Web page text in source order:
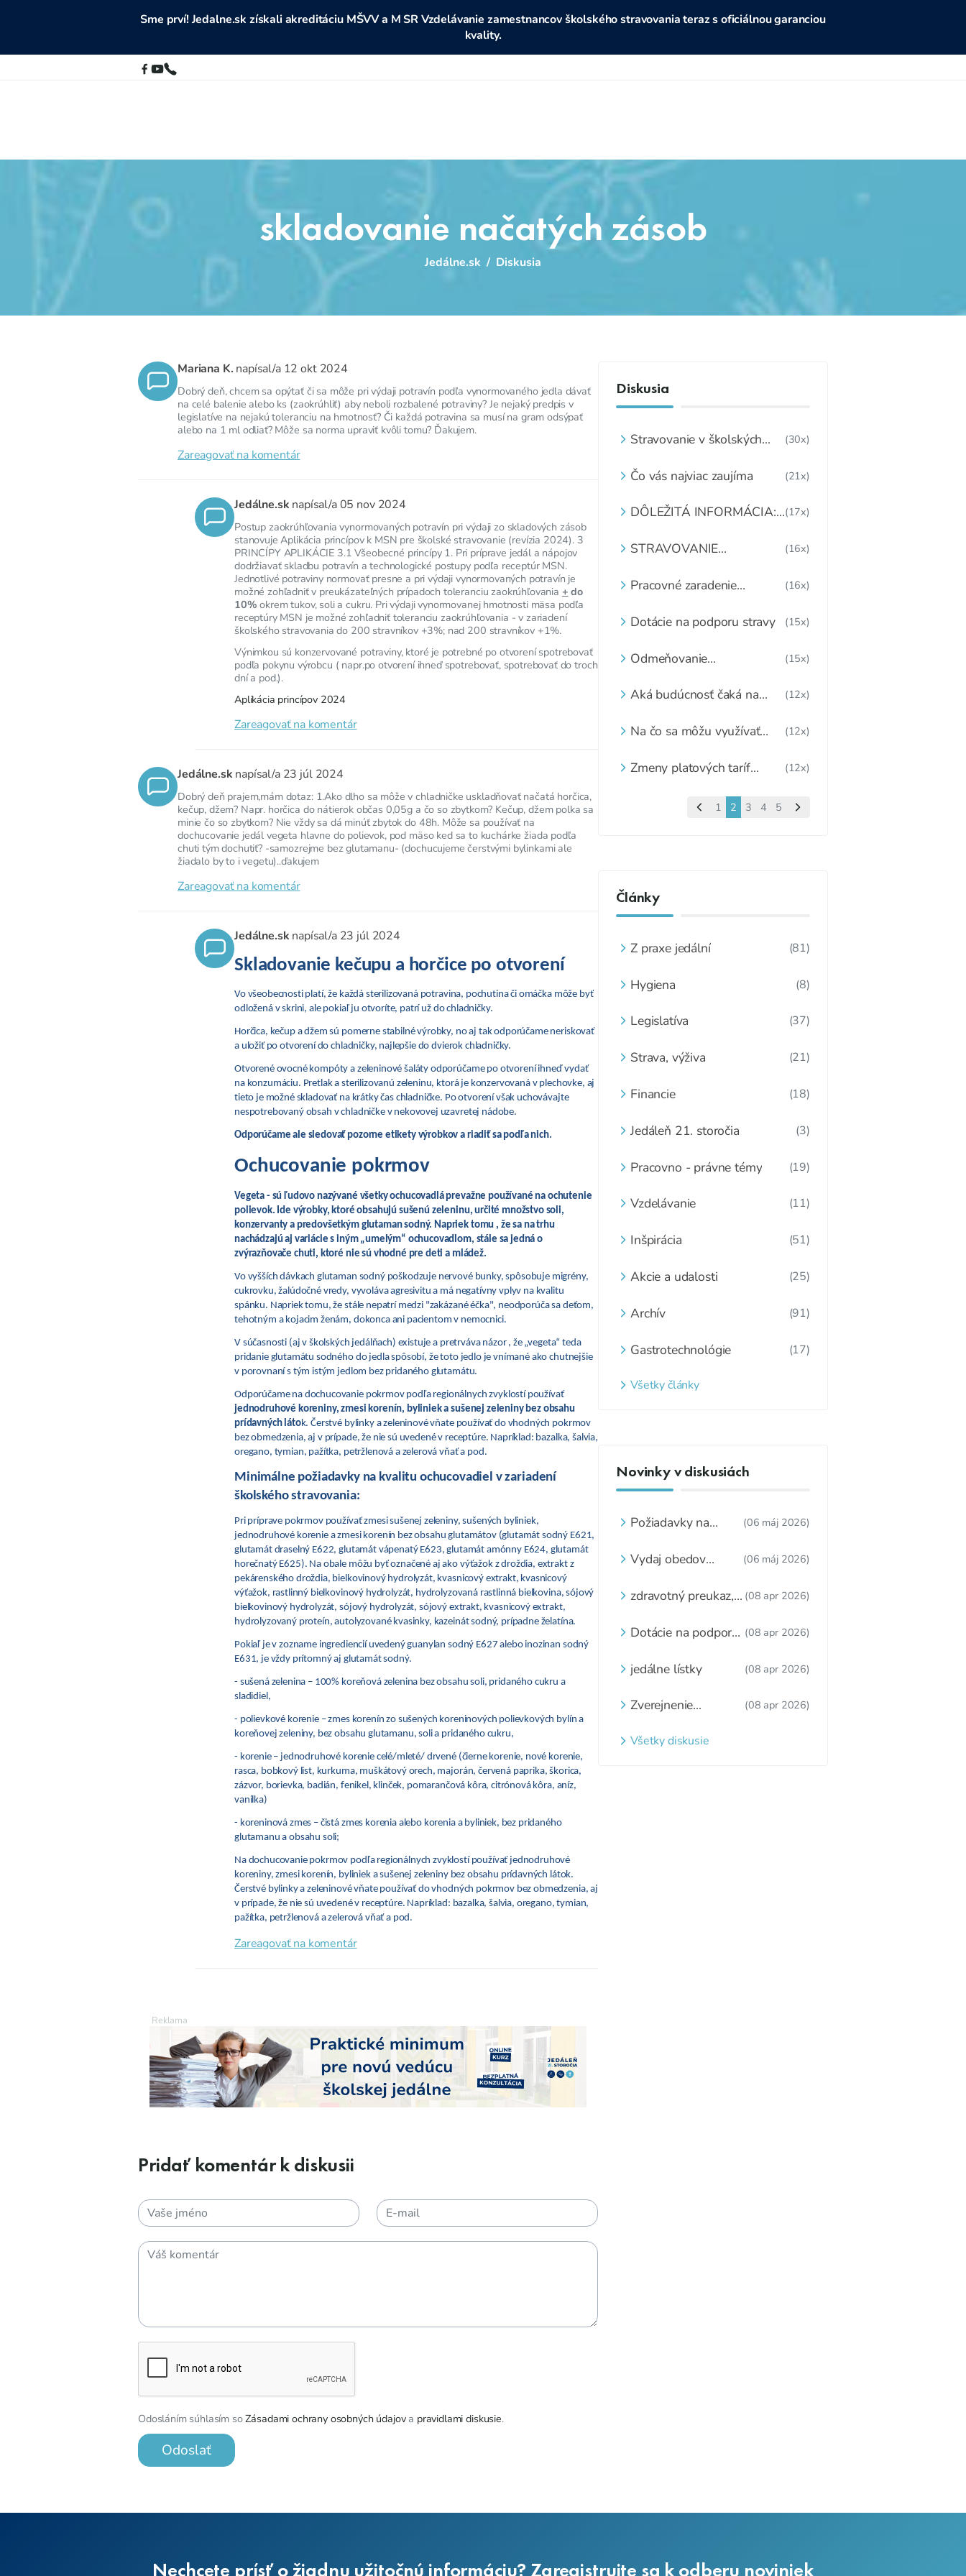
Sme prví! Jedalne.sk získali akreditáciu MŠVV a M SR Vzdelávanie zamestnancov školského stravovania teraz s oficiálnou garanciou
kvality.
skladovanie načatých zásob
Jedálne.sk / Diskusia
Mariana K. napísal/a 12 okt 2024
Dobrý deň, chcem sa opýtať či sa môže pri výdaji potravín podľa vynormovaného jedla dávať
na celé balenie alebo ks (zaokrúhliť) aby neboli rozbalené potraviny? Je nejaký predpis v
legislatíve na nejakú toleranciu na hmotnosť? Či každá potravina sa musí na gram odsýpať
alebo na 1 ml odliať? Môže sa norma upraviť kvôli tomu? Ďakujem.
Zareagovať na komentár
Jedálne.sk napísal/a05 nov 2024
Postup zaokrúhľovania vynormovaných potravín pri výdaji zo skladových zásob
stanovuje Aplikácia princípov k MSN pre školské stravovanie (revízia 2024). 3
PRINCÍPY APLIKÁCIE 3.1 Všeobecné princípy 1. Pri príprave jedál a nápojov
dodržiavať skladbu potravín a technologické postupy podľa receptúr MSN.
Jednotlivé potraviny normovať presne a pri výdaji vynormovaných potravín je
možné zohľadniť v preukázateľných prípadoch toleranciu zaokrúhľovania + do
10% okrem tukov, soli a cukru. Pri výdaji vynormovanej hmotnosti mäsa podľa
receptúry MSN je možné zohľadniť toleranciu zaokrúhľovania - v zariadení
školského stravovania do 200 stravníkov +3%; nad 200 stravníkov +1%.
Výnimkou sú konzervované potraviny, ktoré je potrebné po otvorení spotrebovať
podľa pokynu výrobcu ( napr.po otvorení ihneď spotrebovať, spotrebovať do troch
dní a pod.).
Aplikácia princípov 2024
Zareagovať na komentár
Jedálne.sk napísal/a 23 júl 2024
Dobrý deň prajem,mám dotaz: 1.Ako dlho sa môže v chladničke uskladňovať načatá horčica,
kečup, džem? Napr. horčica do nátierok občas 0,05g a čo so zbytkom? Kečup, džem polka sa
minie čo so zbytkom? Nie vždy sa dá minúť zbytok do 48h. Môže sa používať na
dochucovanie jedál vegeta hlavne do polievok, pod mäso ked sa to kuchárke žiada podľa
chuti tým dochutiť? -samozrejme bez glutamanu- (dochucujeme čerstvými bylinkami ale
žiadalo by to i vegetu)..ďakujem
Zareagovať na komentár
Jedálne.sk napísal/a 23 júl 2024
Skladovanie kečupu a horčice po otvorení
Vo všeobecnosti platí, že každá sterilizovaná potravina, pochutina či omáčka môže byť
odložená v skrini, ale pokiaľ ju otvoríte, patrí už do chladničky.
Horčica, kečup a džem sú pomerne stabilné výrobky, no aj tak odporúčame neriskovať
a uložiť po otvorení do chladničky, najlepšie do dvierok chladničky.
Otvorené ovocné kompóty a zeleninové šaláty odporúčame po otvorení ihneď vydať
na konzumáciu. Pretlak a sterilizovanú zeleninu, ktorá je konzervovaná v plechovke, aj
tieto je možné skladovať na krátky čas chladničke. Po otvorení však uchovávajte
nespotrebovaný obsah v chladničke v nekovovej uzavretej nádobe.
Odporúčame ale sledovať pozorne etikety výrobkov a riadiť sa podľa nich.
Ochucovanie pokrmov
Vegeta - sú ľudovo nazývané všetky ochucovadlá prevažne používané na ochutenie
polievok. Ide výrobky, ktoré obsahujú sušenú zeleninu, určité množstvo soli,
konzervanty a predovšetkým glutaman sodný. Napriek tomu , že sa na trhu
nachádzajú aj variácie s iným „umelým“ ochucovadlom, stále sa jedná o
zvýrazňovače chuti, ktoré nie sú vhodné pre deti a mládež.
Vo vyšších dávkach glutaman sodný poškodzuje nervové bunky, spôsobuje migrény,
cukrovku, žalúdočné vredy, vyvoláva agresivitu a má negatívny vplyv na kvalitu
spánku. Napriek tomu, že stále nepatrí medzi "zakázané éčka", neodporúča sa deťom,
tehotným a kojacim ženám, dokonca ani pacientom v nemocnici.
V súčasnosti (aj v školských jedálňach) existuje a pretrváva názor , že „vegeta“ teda
pridanie glutamátu sodného do jedla spôsobí, že toto jedlo je vnímané ako chutnejšie
v porovnaní s tým istým jedlom bez pridaného glutamátu.
Odporúčame na dochucovanie pokrmov podľa regionálnych zvyklostí používať
jednodruhové koreniny, zmesi korenín, byliniek a sušenej zeleniny bez obsahu
prídavných látok. Čerstvé bylinky a zeleninové vňate používať do vhodných pokrmov
bez obmedzenia, aj v prípade, že nie sú uvedené v receptúre. Napríklad: bazalka, šalvia,
oregano, tymian, pažítka, petržlenová a zelerová vňať a pod.
Minimálne požiadavky na kvalitu ochucovadiel v zariadení
školského stravovania:
Pri príprave pokrmov používať zmesi sušenej zeleniny, sušených byliniek,
jednodruhové korenie a zmesi korenín bez obsahu glutamátov (glutamát sodný E621,
glutamát draselný E622, glutamát vápenatý E623, glutamát amónny E624, glutamát
horečnatý E625). Na obale môžu byť označené aj ako výťažok z droždia, extrakt z
pekárenského droždia, bielkovinový hydrolyzát, kvasnicový extrakt, kvasnicový
výťažok, rastlinný bielkovinový hydrolyzát, hydrolyzovaná rastlinná bielkovina, sójový
bielkovinový hydrolyzát, sójový hydrolyzát, sójový extrakt, kvasnicový extrakt,
hydrolyzovaný proteín, autolyzované kvasinky, kazeinát sodný, prípadne želatína.
Pokiaľ je v zozname ingrediencií uvedený guanylan sodný E627 alebo inozinan sodný
E631, je vždy prítomný aj glutamát sodný.
- sušená zelenina –100% koreňová zelenina bez obsahu soli, pridaného cukru a
sladidiel,
- polievkové korenie –zmes korenín zo sušených koreninových polievkových bylín a
koreňovej zeleniny, bez obsahu glutamanu, soli a pridaného cukru,
- korenie – jednodruhové korenie celé/mleté/ drvené (čierne korenie, nové korenie,
rasca, bobkový list, kurkuma, muškátový orech, majorán, červená paprika, škorica,
zázvor, borievka, badián, fenikel, klinček, pomarančová kôra, citrónová kôra, aníz,
vanilka)
- koreninová zmes – čistá zmes korenia alebo korenia a byliniek, bez pridaného
glutamanu a obsahu soli;
Na dochucovanie pokrmov podľa regionálnych zvyklostí používať jednodruhové
koreniny, zmesi korenín, byliniek a sušenej zeleniny bez obsahu prídavných látok.
Čerstvé bylinky a zeleninové vňate používať do vhodných pokrmov bez obmedzenia, aj
v prípade, že nie sú uvedené v receptúre. Napríklad: bazalka, šalvia, oregano, tymian,
pažítka, petržlenová a zelerová vňať a pod.
Zareagovať na komentár
Pridať komentár k diskusii
Odosláním súhlasím soZásadami ochrany osobných údajova pravidlami diskusie.
Odoslať
Diskusia
Stravovanie v školských
(30x)
Čo vás najviac zaujíma (21x)
DÔLEŽITÁ INFORMÁCIA:
SPOTREBNÉ NORMY A
RECEPTÚRY
(17x)
STRAVOVANIE
ŠKOLSKEJ JEDÁLNI
(16x)
Pracovné zaradenie
jedálne
(16x)
Dotácie na podporu stravy (15x)
Odmeňovanie
(15x)
Aká budúcnosť čaká na
(12x)
Na čo sa môžu využívať
(12x)
Zmeny platových taríf
zamestnancov
(12x)
1 2 3 4 5
Články
Z praxe jedální (81)
Hygiena (8)
Legislatíva (37)
Strava, výživa (21)
Financie (18)
Jedáleň 21. storočia (3)
Pracovno - právne témy (19)
Vzdelávanie (11)
Inšpirácia (51)
Akcie a udalosti (25)
Archív (91)
Gastrotechnológie (17)
Všetky články
Novinky v diskusiách
Požiadavky na
(06 máj 2026)
Vydaj obedov
zástupcovi
(06 máj 2026)
zdravotný preukaz,
zážitkové varenie
(08 apr 2026)
Dotácie na podporu (08 apr 2026)
jedálne lístky (08 apr 2026)
Zverejnenie
zaradených detí a
nezaradených detí
(08 apr 2026)
Všetky diskusie
Nechcete prísť o žiadnu užitočnú informáciu? Zaregistrujte sa k odberu noviniek